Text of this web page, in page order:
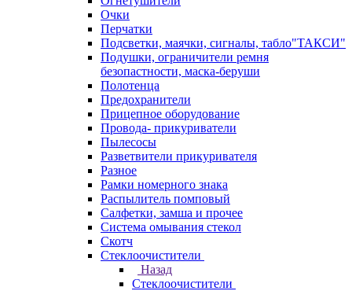
Очки
Перчатки
Подсветки, маячки, сигналы, табло"ТАКСИ"
Подушки, ограничители ремня
безопастности, маска-беруши
Полотенца
Предохранители
Прицепное оборудование
Провода- прикуриватели
Пылесосы
Разветвители прикуривателя
Разное
Рамки номерного знака
Распылитель помповый
Салфетки, замша и прочее
Система омывания стекол
Скотч
Стеклоочистители
Назад
Стеклоочистители